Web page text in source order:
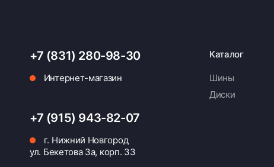
+7 (831) 280-98-30
Интернет-магазин
+7 (915) 943-82-07
г. Нижний Новгород
ул. Бекетова 3а, корп. 33
Каталог
Шины
Диски